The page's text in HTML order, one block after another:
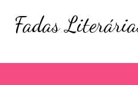
Pular para o
Fadas